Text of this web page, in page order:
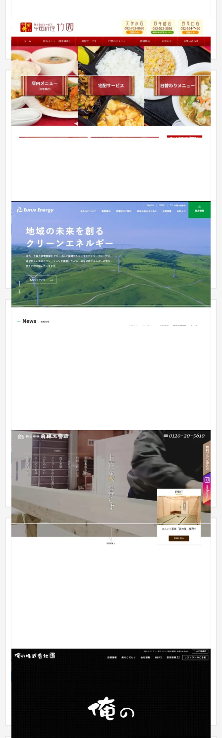
中華料理 竹園
企業サイト 飲食店・レストラン 〜30万円
株式会社ユーラスエナジーホールディングス
企業サイト 工業・インフラ・物流
世界各国で再生可能エネルギーの発電事業に従事する同社のコ
ーポレートサイトリニューアルを担当させて頂きました。 発電
所それ...
飛騨工務店
企業サイト 建設・工務店・住宅・リフォーム 51〜100万円
伝統的な匠の技とモダンなデザインを融合するイメージで、
SEOにも注力して作成しました。
俺の株式会社
コーポレートサイト、採用サイトのスマートフォン表示含めた
全体のリニューアルに関わらせていただきました。